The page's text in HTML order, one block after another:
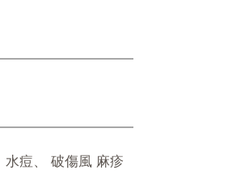
水痘、 破傷風 麻疹